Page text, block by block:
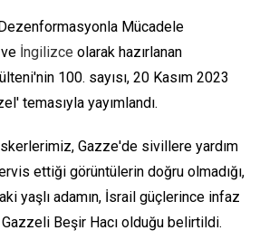
Mücadele
ve İngilizce olarak hazırlanan
100. sayısı, 20 Kasım 2023
temasıyla yayımlandı.
Gazze'de sivillere yardım
ettiği görüntülerin doğru olmadığı,
yaşlı adamın, İsrail güçlerince infaz
Beşir Hacı olduğu belirtildi.